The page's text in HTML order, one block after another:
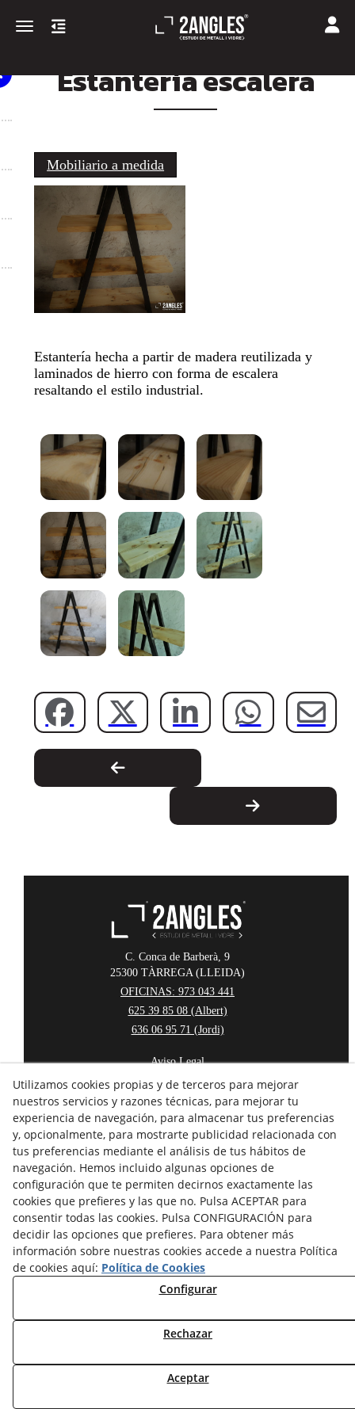
Toggle navigation
Estantería escalera
Mobiliario a medida
Estantería hecha a partir de madera reutilizada y
laminados de hierro con forma de escalera
resaltando el estilo industrial.
C. Conca de Barberà, 9
25300 TÀRREGA (LLEIDA)
OFICINAS: 973 043 441
625 39 85 08 (Albert)
636 06 95 71 (Jordi)
Aviso Legal
Política Cookies
Política de Privacidad
Declaración de Accesibilidad
© 08/2026 2 ANGLES - Todos los derechos reservados.
Utilizamos cookies propias y de terceros para mejorar
nuestros servicios y razones técnicas, para mejorar tu
experiencia de navegación, para almacenar tus preferencias
y, opcionalmente, para mostrarte publicidad relacionada con
tus preferencias mediante el análisis de tus hábitos de
navegación. Hemos incluido algunas opciones de
configuración que te permiten decirnos exactamente las
cookies que prefieres y las que no. Pulsa ACEPTAR para
consentir todas las cookies. Pulsa CONFIGURACIÓN para
decidir las opciones que prefieres. Para obtener más
información sobre nuestras cookies accede a nuestra Política
de cookies aquí: Política de Cookies
Configurar
Rechazar
Aceptar